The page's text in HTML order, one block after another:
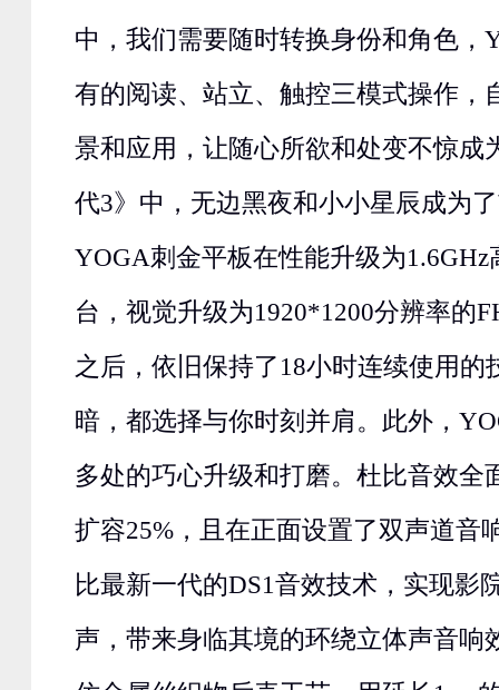
中，我们需要随时转换身份和角色，
有的阅读、站立、触控三模式操作，
景和应用，让随心所欲和处变不惊成
代3》中，无边黑夜和小小星辰成为
YOGA刺金平板在性能升级为1.6GHz
台，视觉升级为1920*1200分辨率的
之后，依旧保持了18小时连续使用的
暗，都选择与你时刻并肩。此外，
多处的巧心升级和打磨。杜比音效全
扩容25%，且在正面设置了双声道音
比最新一代的DS1音效技术，实现影
声，带来身临其境的环绕立体声音响